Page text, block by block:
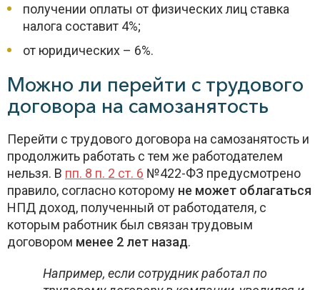
получении оплаты от физических лиц ставка
налога составит 4%;
от юридических – 6%.
Можно ли перейти с трудового
договора на самозанятость
Перейти с трудового договора на самозанятость и
продолжить работать с тем же работодателем
нельзя. В пп. 8 п. 2 ст. 6 №422-ФЗ предусмотрено
правило, согласно которому не может облагаться
НПД доход, полученный от работодателя, с
которым работник был связан трудовым
договором менее 2 лет назад.
Например, если сотрудник работал по